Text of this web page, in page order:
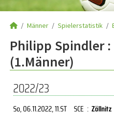
Männer Spielerstatistik
Philipp Spindler :
(1.Männer)
2022/23
So, 06.11.2022, 11.ST SCE : Zöllnitz